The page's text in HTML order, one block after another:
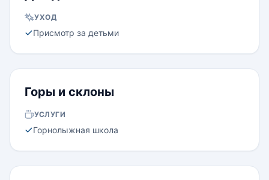
УХОД
Присмотр за детьми
Горы и склоны
УСЛУГИ
Горнолыжная школа